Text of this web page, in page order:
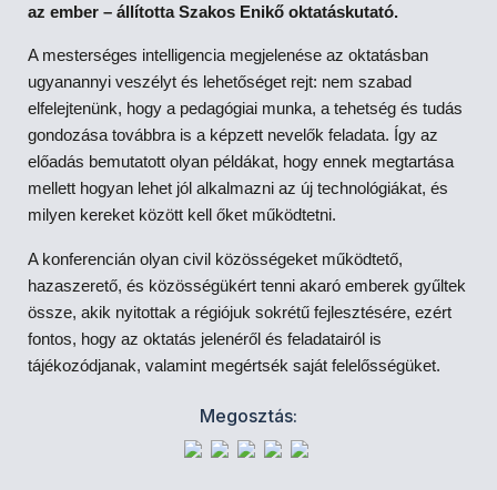
az ember – állította Szakos Enikő oktatáskutató.
A mesterséges intelligencia megjelenése az oktatásban
ugyanannyi veszélyt és lehetőséget rejt: nem szabad
elfelejtenünk, hogy a pedagógiai munka, a tehetség és tudás
gondozása továbbra is a képzett nevelők feladata. Így az
előadás bemutatott olyan példákat, hogy ennek megtartása
mellett hogyan lehet jól alkalmazni az új technológiákat, és
milyen kereket között kell őket működtetni.
A konferencián olyan civil közösségeket működtető,
hazaszerető, és közösségükért tenni akaró emberek gyűltek
össze, akik nyitottak a régiójuk sokrétű fejlesztésére, ezért
fontos, hogy az oktatás jelenéről és feladatairól is
tájékozódjanak, valamint megértsék saját felelősségüket.
Megosztás: